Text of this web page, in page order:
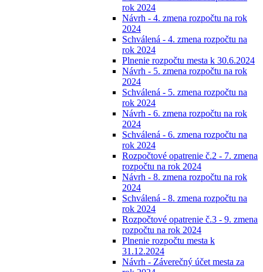
rok 2024
Návrh - 4. zmena rozpočtu na rok
2024
Schválená - 4. zmena rozpočtu na
rok 2024
Plnenie rozpočtu mesta k 30.6.2024
Návrh - 5. zmena rozpočtu na rok
2024
Schválená - 5. zmena rozpočtu na
rok 2024
Návrh - 6. zmena rozpočtu na rok
2024
Schválená - 6. zmena rozpočtu na
rok 2024
Rozpočtové opatrenie č.2 - 7. zmena
rozpočtu na rok 2024
Návrh - 8. zmena rozpočtu na rok
2024
Schválená - 8. zmena rozpočtu na
rok 2024
Rozpočtové opatrenie č.3 - 9. zmena
rozpočtu na rok 2024
Plnenie rozpočtu mesta k
31.12.2024
Návrh - Záverečný účet mesta za